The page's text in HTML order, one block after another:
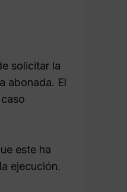
solicitar la
abonada. El
este ha
ejecución.